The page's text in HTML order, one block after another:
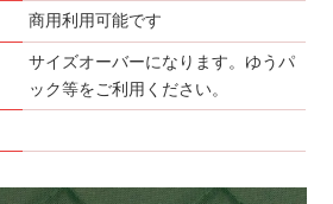
商用利用可能です
サイズオーバーになります。ゆうパ
ック等をご利用ください。